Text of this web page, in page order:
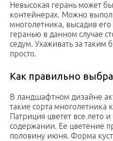
Невысокая герань может
контейнерах. Можно
многолетника, высадив
геранью в данном случае
седум. Ухаживать за таким
просто.
Как правильно
В ландшафтном дизайне
такие сорта многолетника
Патриция цветет все лето
содержании. Ее цветение
половину июня. Форма